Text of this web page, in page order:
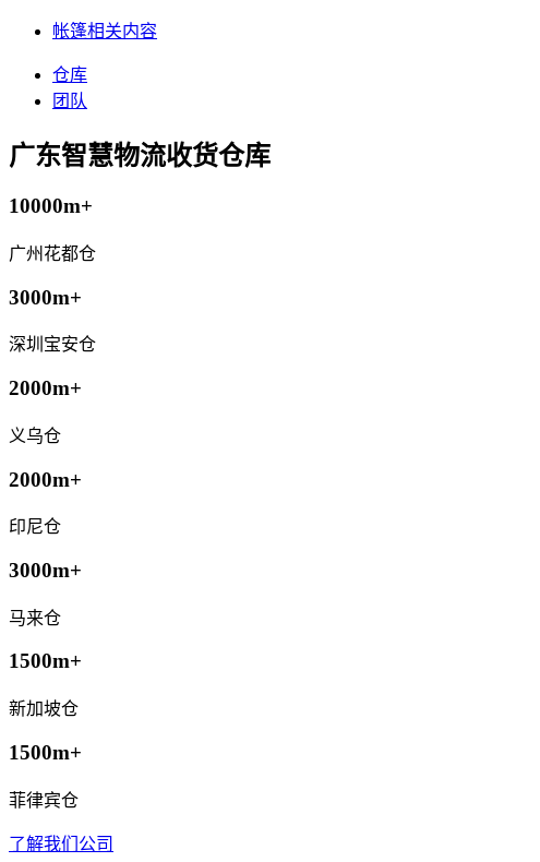
帐篷相关内容
仓库
团队
广东智慧物流收货仓库
10000m+
广州花都仓
3000m+
深圳宝安仓
2000m+
义乌仓
2000m+
印尼仓
3000m+
马来仓
1500m+
新加坡仓
1500m+
菲律宾仓
了解我们公司